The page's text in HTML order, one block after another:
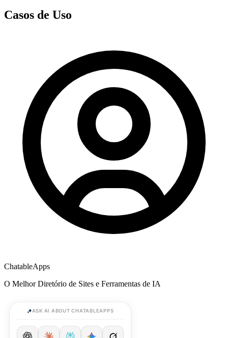
Casos de Uso
ChatableApps
O Melhor Diretório de Sites e Ferramentas de IA
ASK AI ABOUT CHATABLEAPPS